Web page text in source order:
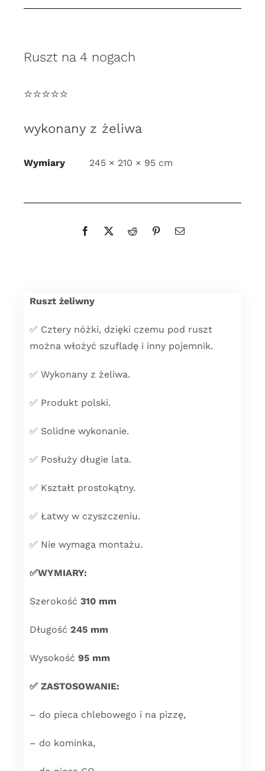
pieca
nóżkach
Ruszt na 4 nogach
⭐️⭐️⭐️⭐️⭐️
wykonany z żeliwa
Wymiary 245 × 210 × 95 cm
Ruszt żeliwny
✅ Cztery nóżki, dzięki czemu pod ruszt
można włożyć szufladę i inny pojemnik.
✅ Wykonany z żeliwa.
✅ Produkt polski.
✅ Solidne wykonanie.
✅ Posłuży długie lata.
✅ Kształt prostokątny.
✅ Łatwy w czyszczeniu.
✅ Nie wymaga montażu.
✅WYMIARY:
Szerokość 310 mm
Długość 245 mm
Wysokość 95 mm
✅ ZASTOSOWANIE:
– do pieca chlebowego i na pizzę,
– do kominka,